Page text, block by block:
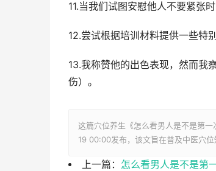
11.当我们试图安慰他人不要紧张
12.尝试根据培训材料提供一些特
13.我称赞他的出色表现，然而我
伤）。
这篇穴位养生《怎么看男人是不是第
19 00:00发布，该文旨在普及中医穴位
上一篇： 怎么看男人是不是第